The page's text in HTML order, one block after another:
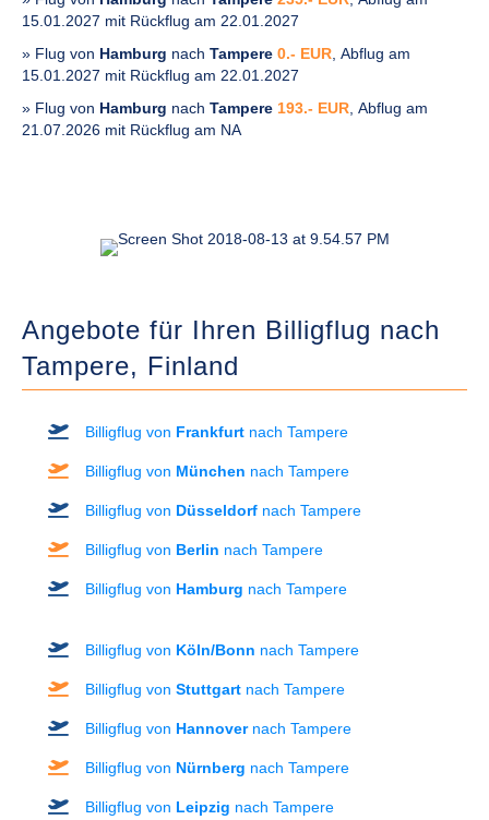
15.01.2027 mit Rückflug am 22.01.2027
» Flug von Hamburg nach Tampere 0.- EUR , Abflug am
15.01.2027 mit Rückflug am 22.01.2027
» Flug von Hamburg nach Tampere 193.- EUR , Abflug am
21.07.2026 mit Rückflug am NA
Angebote für Ihren Billigflug nach
Tampere, Finland
Billigflug von Frankfurt nach Tampere
Billigflug von München nach Tampere
Billigflug von Düsseldorf nach Tampere
Billigflug von Berlin nach Tampere
Billigflug von Hamburg nach Tampere
Billigflug von Köln/Bonn nach Tampere
Billigflug von Stuttgart nach Tampere
Billigflug von Hannovernach Tampere
Billigflug von Nürnberg nach Tampere
Billigflug von Leipzig nach Tampere